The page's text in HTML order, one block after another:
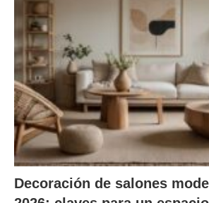
Decoración de salones